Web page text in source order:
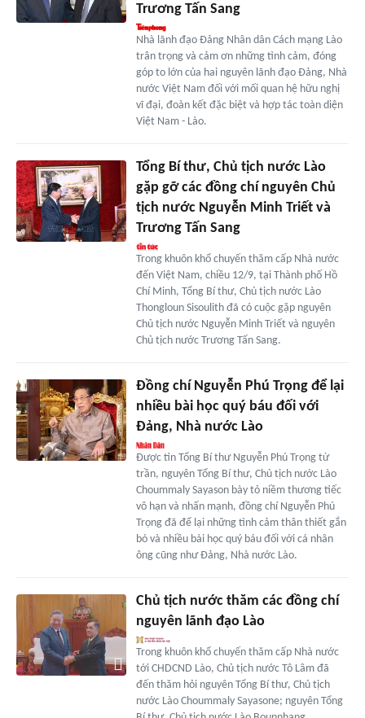
Trương Tấn Sang
Nhà lãnh đạo Đảng Nhân dân Cách mạng Lào
trân trọng và cảm ơn những tình cảm, đóng
góp to lớn của hai nguyên lãnh đạo Đảng, Nhà
nước Việt Nam đối với mối quan hệ hữu nghị
vĩ đại, đoàn kết đặc biệt và hợp tác toàn diện
Việt Nam - Lào.
Tổng Bí thư, Chủ tịch nước Lào
gặp gỡ các đồng chí nguyên Chủ
tịch nước Nguyễn Minh Triết và
Trương Tấn Sang
Trong khuôn khổ chuyến thăm cấp Nhà nước
đến Việt Nam, chiều 12/9, tại Thành phố Hồ
Chí Minh, Tổng Bí thư, Chủ tịch nước Lào
Thongloun Sisoulith đã có cuộc gặp nguyên
Chủ tịch nước Nguyễn Minh Triết và nguyên
Chủ tịch nước Trương Tấn Sang.
Đồng chí Nguyễn Phú Trọng để lại
nhiều bài học quý báu đối với
Đảng, Nhà nước Lào
Được tin Tổng Bí thư Nguyễn Phú Trọng từ
trần, nguyên Tổng Bí thư, Chủ tịch nước Lào
Choummaly Sayason bày tỏ niềm thương tiếc
vô hạn và nhấn mạnh, đồng chí Nguyễn Phú
Trọng đã để lại những tình cảm thân thiết gắn
bó và nhiều bài học quý báu đối với cá nhân
ông cũng như Đảng, Nhà nước Lào.
Chủ tịch nước thăm các đồng chí
nguyên lãnh đạo Lào
Trong khuôn khổ chuyến thăm cấp Nhà nước
tới CHDCND Lào, Chủ tịch nước Tô Lâm đã
đến thăm hỏi nguyên Tổng Bí thư, Chủ tịch
nước Lào Choummaly Sayasone; nguyên Tổng